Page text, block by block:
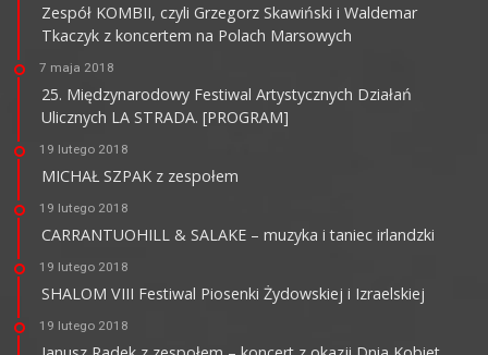
Zespół KOMBII, czyli Grzegorz Skawiński i Waldemar
Tkaczyk z koncertem na Polach Marsowych
7 maja 2018
25. Międzynarodowy Festiwal Artystycznych Działań
Ulicznych LA STRADA. [PROGRAM]
19 lutego 2018
MICHAŁ SZPAK z zespołem
19 lutego 2018
CARRANTUOHILL & SALAKE – muzyka i taniec irlandzki
19 lutego 2018
SHALOM VIII Festiwal Piosenki Żydowskiej i Izraelskiej
19 lutego 2018